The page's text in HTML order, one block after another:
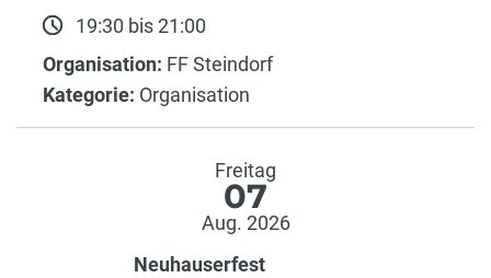
19:30 bis 21:00
Organisation: FF Steindorf
Kategorie: Organisation
Freitag
07
Aug. 2026
Neuhauserfest